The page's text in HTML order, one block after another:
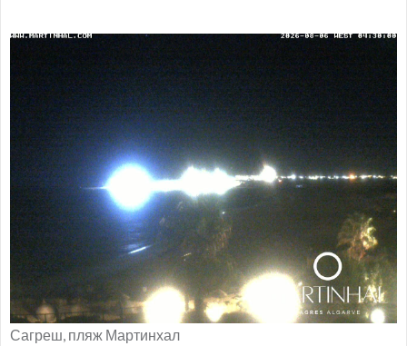
Сагреш, пляж Мартинхал